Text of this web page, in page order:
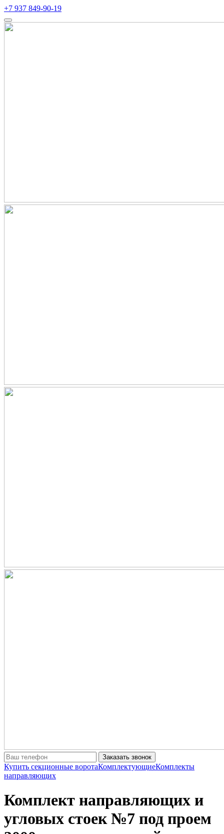
+7 937 849-90-19
Заказать звонок
Купить секционные воротаКомплектующиеКомплекты
направляющих
Комплект направляющих и
угловых стоек №7 под проем